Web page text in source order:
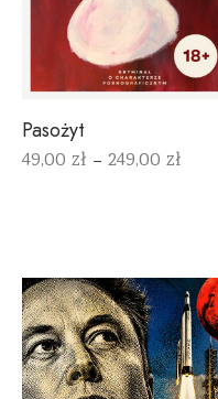
Pasożyt
49,00 zł – 249,00 zł